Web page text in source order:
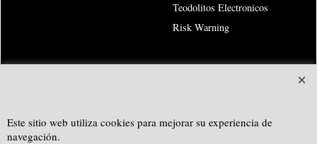
Teodolitos Electronicos
Risk Warning
sales@southgeosystems.com
Este sitio web utiliza cookies para mejorar su experiencia de
navegación.